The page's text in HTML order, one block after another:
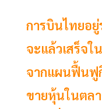
การบินไทยอยู่
จะแล้วเสร็จใ
จากแผนฟื้นฟู
ขายหุ้นในตล